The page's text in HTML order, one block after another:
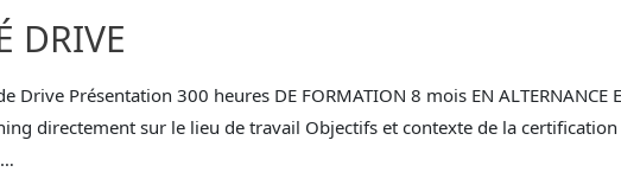
DRIVE
Drive Présentation 300 heures DE FORMATION 8 mois EN
directement sur le lieu de travail Objectifs et contexte de la